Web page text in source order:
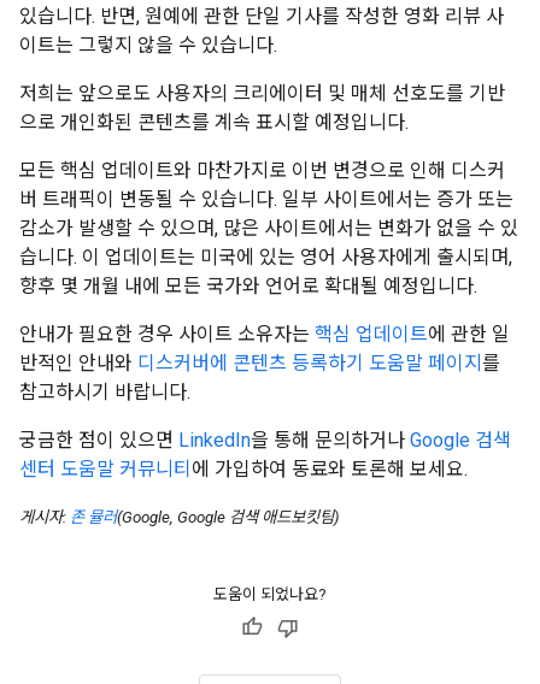
있습니다. 반면, 원예에 관한 단일 기사를 작성한 영화 리뷰 사
이트는 그렇지 않을 수 있습니다.
저희는 앞으로도 사용자의 크리에이터 및 매체 선호도를 기반
으로 개인화된 콘텐츠를 계속 표시할 예정입니다.
모든 핵심 업데이트와 마찬가지로 이번 변경으로 인해 디스커
버 트래픽이 변동될 수 있습니다. 일부 사이트에서는 증가 또는
감소가 발생할 수 있으며, 많은 사이트에서는 변화가 없을 수 있
습니다. 이 업데이트는 미국에 있는 영어 사용자에게 출시되며,
향후 몇 개월 내에 모든 국가와 언어로 확대될 예정입니다.
안내가 필요한 경우 사이트 소유자는 핵심 업데이트에 관한 일
반적인 안내와 디스커버에 콘텐츠 등록하기 도움말 페이지 를
참고하시기 바랍니다.
궁금한 점이 있으면 LinkedIn을 통해 문의하거나 Google 검색
센터 도움말 커뮤니티 에 가입하여 동료와 토론해 보세요.
게시자: 존 뮬러(Google, Google 검색 애드보킷팀)
도움이 되었나요?